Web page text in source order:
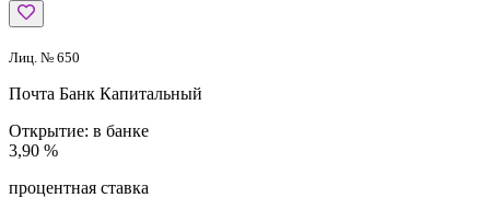
Лиц. № 650
Почта Банк Капитальный
Открытие: в банке
3,90 %
процентная ставка